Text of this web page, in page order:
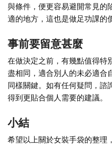
與條件，便更容易避開常見的
適的地方，這也是做足功課的
事前要留意甚麼
在做決定之前，有幾點值得特
盡相同，適合別人的未必適合
同樣關鍵。如有任何疑問，諮
得到更貼合個人需要的建議。
小結
希望以上關於女裝手袋的整理